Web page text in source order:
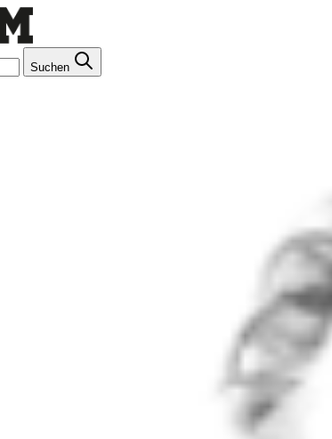
Suchen